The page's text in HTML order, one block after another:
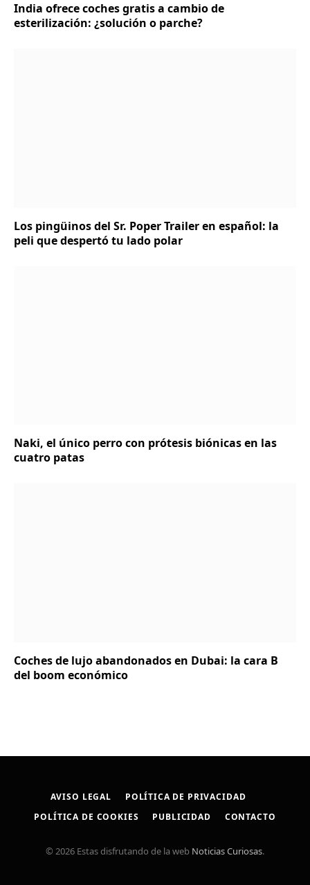
India ofrece coches gratis a cambio de
esterilización: ¿solución o parche?
Los pingüinos del Sr. Poper Trailer en español: la
peli que despertó tu lado polar
Naki, el único perro con prótesis biónicas en las
cuatro patas
Coches de lujo abandonados en Dubai: la cara B
del boom económico
AVISO LEGAL
POLÍTICA DE PRIVACIDAD
POLÍTICA DE COOKIES
PUBLICIDAD CONTACTO
© 2026 Estas disfrutando de la web Noticias Curiosas.